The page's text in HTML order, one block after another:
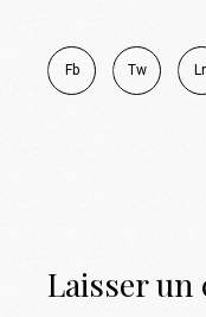
Fb Tw
Laisser un